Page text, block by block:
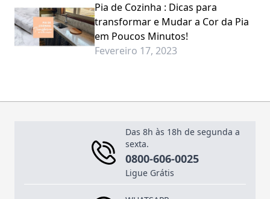
Pia de Cozinha : Dicas para
transformar e Mudar a Cor da Pia
em Poucos Minutos!
Fevereiro 17, 2023
Das 8h às 18h de segunda a
sexta.
0800-606-0025
Ligue Grátis